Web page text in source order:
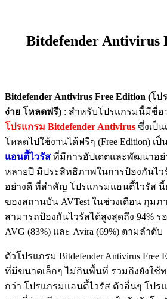
Bitdefender Antivirus
Bitdefender Antivirus Free Edition (โ
ง่าย โหลดฟรี) : สำหรับโปรแกรมนี้มีชื่อ
โปรแกรม Bitdefender Antivirus ซึ่งเป็
โหลดไปใช้งานได้ฟรีๆ (Free Edition) เ
แอนตี้ไวรัส ที่มีการอัปเดตและพัฒนาอย่
หลายปี มีประสิทธิภาพในการป้องกันไว
อย่างดี ที่สำคัญ โปรแกรมแอนตี้ไวรัส นี้
ของสถานบัน AVTest ในช่วงเดือน กุมภ
สามารถป้องกันไวรัสได้สูงสุดถึง 94% รอ
AVG (83%) และ Avira (69%) ตามลำดับ
ตัวโปรแกรม Bitdefender Antivirus Free
ที่มีขนาดเล็กๆ ไม่กินพื้นที่ รวมถึงยังใช้
กว่า โปรแกรมแอนตี้ไวรัส ตัวอื่นๆ โปร